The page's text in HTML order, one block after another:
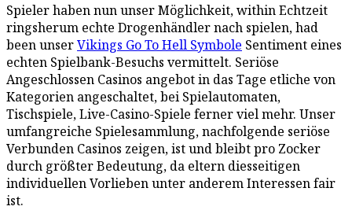
Spieler haben nun unser Möglichkeit, within Echtzeit
ringsherum echte Drogenhändler nach spielen, had
been unserVikings Go To Hell Symbole Sentiment eines
echten Spielbank-Besuchs vermittelt. Seriöse
Angeschlossen Casinos angebot in das Tage etliche von
Kategorien angeschaltet, bei Spielautomaten,
Tischspiele, Live-Casino-Spiele ferner viel mehr. Unser
umfangreiche Spielesammlung, nachfolgende seriöse
Verbunden Casinos zeigen, ist und bleibt pro Zocker
durch größter Bedeutung, da eltern diesseitigen
individuellen Vorlieben unter anderem Interessen fair
ist.